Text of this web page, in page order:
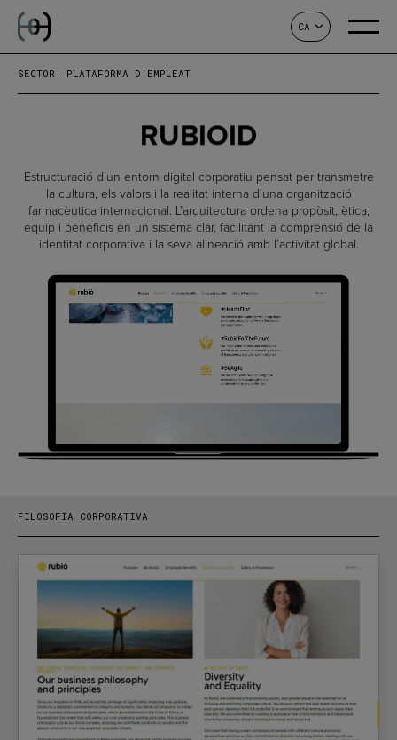
CA
SECTOR: PLATAFORMA D'EMPLEAT
RUBIOID
Estructuració d’un entorn digital corporatiu pensat per transmetre
la cultura, els valors i la realitat interna d’una organització
farmacèutica internacional. L’arquitectura ordena propòsit, ètica,
equip i beneficis en un sistema clar, facilitant la comprensió de la
identitat corporativa i la seva alineació amb l’activitat global.
FILOSOFIA CORPORATIVA